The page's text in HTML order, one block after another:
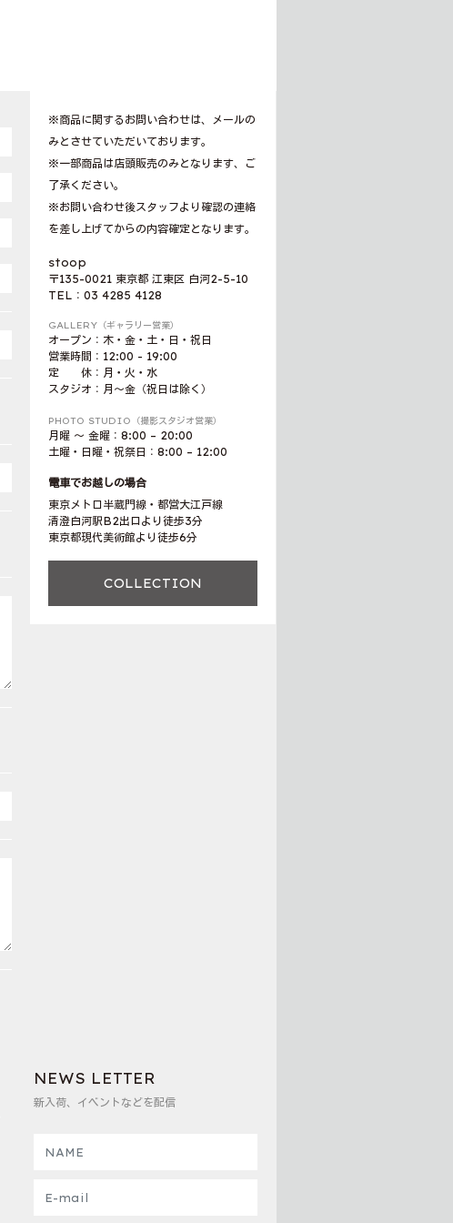
※商品に関するお問い合わせは、メールの
みとさせていただいております。
※一部商品は店頭販売のみとなります、ご
了承ください。
※お問い合わせ後スタッフより確認の連絡
を差し上げてからの内容確定となります。
stoop
〒135-0021 東京都 江東区 白河2-5-10
TEL：03 4285 4128
GALLERY（ギャラリー営業）
オープン：木・金・土・日・祝日
営業時間：12:00 - 19:00
定 休：月・火・水
スタジオ：月〜金（祝日は除く）
PHOTO STUDIO（撮影スタジオ営業）
月曜 〜 金曜：8:00 – 20:00
土曜・日曜・祝祭日：8:00 – 12:00
電車でお越しの場合
東京メトロ半蔵門線・都営大江戸線
清澄白河駅B2出口より徒歩3分
東京都現代美術館より徒歩6分
COLLECTION
NEWS LETTER
新入荷、イベントなどを配信